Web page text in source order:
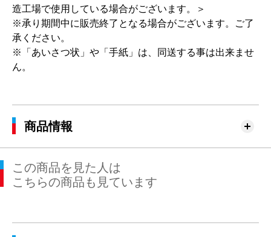
造工場で使用している場合がございます。＞
※承り期間中に販売終了となる場合がございます。ご了
承ください。
※「あいさつ状」や「手紙」は、同送する事は出来ませ
ん。
商品情報
この商品を見た人は
こちらの商品も見ています